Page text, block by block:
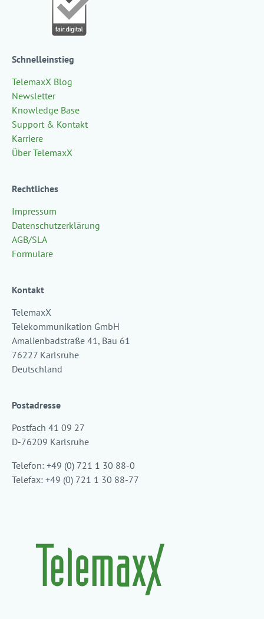
Schnelleinstieg
TelemaxX Blog
Newsletter
Knowledge Base
Support & Kontakt
Karriere
Über TelemaxX
Rechtliches
Impressum
Datenschutzerklärung
AGB/SLA
Formulare
Kontakt
TelemaxX
Telekommunikation GmbH
Amalienbadstraße 41, Bau 61
76227 Karlsruhe
Deutschland
Postadresse
Postfach 41 09 27
D-76209 Karlsruhe
Telefon: +49 (0) 721 1 30 88-0
Telefax: +49 (0) 721 1 30 88-77